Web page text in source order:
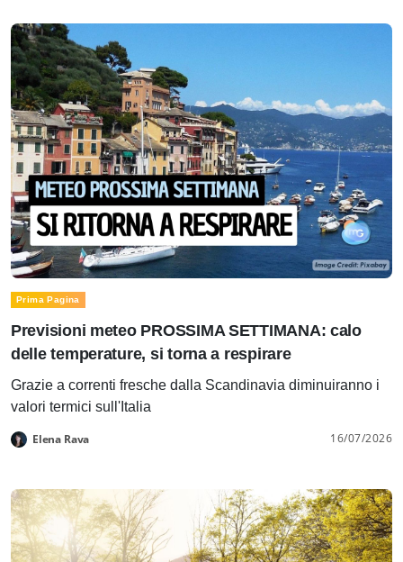
Prima Pagina
Previsioni meteo PROSSIMA SETTIMANA: calo
delle temperature, si torna a respirare
Grazie a correnti fresche dalla Scandinavia diminuiranno i
valori termici sull'Italia
Elena Rava 16/07/2026